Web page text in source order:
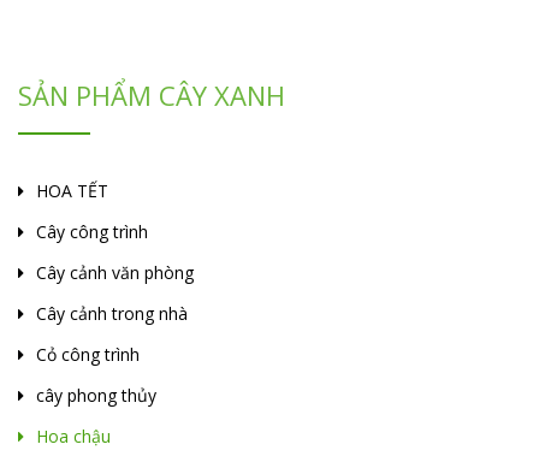
SẢN PHẨM CÂY XANH
HOA TẾT
Cây công trình
Cây cảnh văn phòng
Cây cảnh trong nhà
Cỏ công trình
cây phong thủy
Hoa chậu